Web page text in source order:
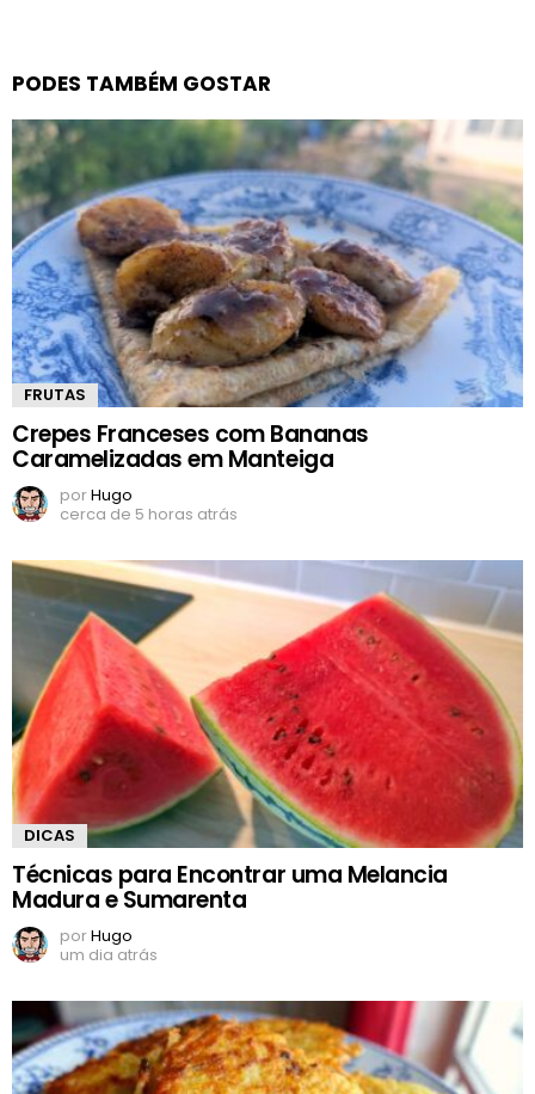
PODES TAMBÉM GOSTAR
FRUTAS
Crepes Franceses com Bananas
Caramelizadas em Manteiga
porHugo
cerca de 5 horas atrás
DICAS
Técnicas para Encontrar uma Melancia
Madura e Sumarenta
porHugo
um dia atrás